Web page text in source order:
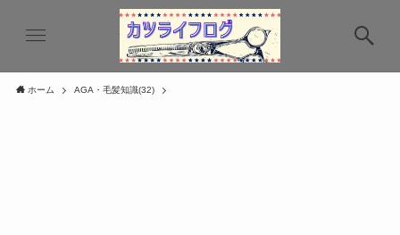
ホーム AGA・毛髪知識(32)